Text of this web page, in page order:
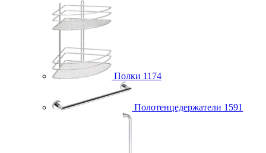
Полки 1174
Полотенцедержатели 1591